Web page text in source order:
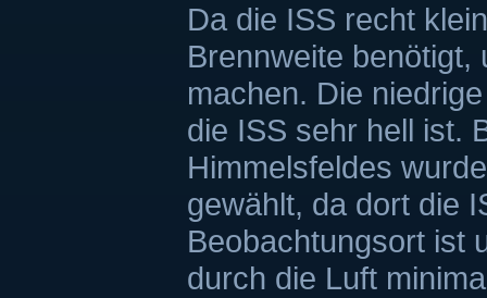
Da die ISS recht
Brennweite
machen. Die
die ISS sehr hell ist.
Himmelsfeldes
gewählt, da dort die
Beobachtungsort ist
durch die Luft